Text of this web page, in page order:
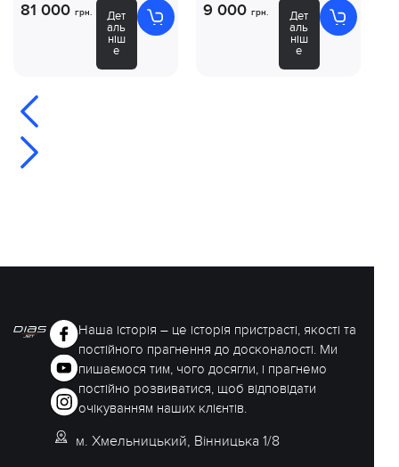
81 000 грн.
Дет
аль
ніш
е
9 000 грн.
Дет
аль
ніш
е
Наша історія – це історія пристрасті, якості та
постійного прагнення до досконалості. Ми
пишаємося тим, чого досягли, і прагнемо
постійно розвиватися, щоб відповідати
очікуванням наших клієнтів.
м. Хмельницький, Вінницька 1/8